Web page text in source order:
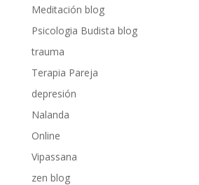
Meditación blog
Psicologia Budista blog
trauma
Terapia Pareja
depresión
Nalanda
Online
Vipassana
zen blog